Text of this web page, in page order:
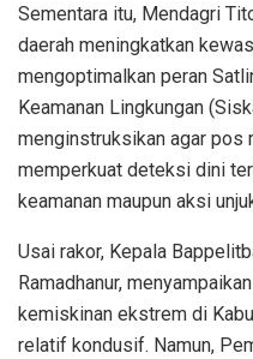
Sementara itu, Mendagri
daerah meningkatkan
mengoptimalkan peran
Keamanan Lingkungan
menginstruksikan agar pos
memperkuat deteksi dini
keamanan maupun aksi
Usai rakor, Kepala
Ramadhanur,
kemiskinan ekstrem di
relatif kondusif. Namun,